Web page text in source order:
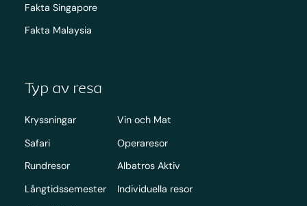
Fakta Singapore
Fakta Malaysia
Typ av resa
Kryssningar
Safari
Rundresor
Långtidssemester
Vin och Mat
Operaresor
Albatros Aktiv
Individuella resor